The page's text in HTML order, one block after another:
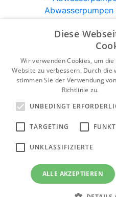
Abwasserpumpen
Grundfos
Diese
Wir verwenden Cookies, um
Website zu verbessern. Durch
stimmen Sie der Verwendung
Richtlinie zu.
UNBEDINGT
TARGETING
UNKLASSIFIZIERTE
ALLE AKZEPTIEREN